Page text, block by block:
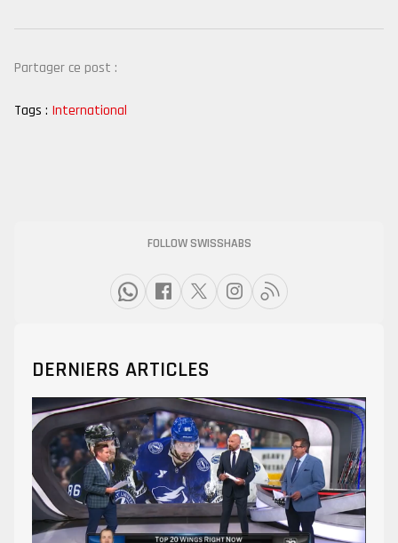
Partager ce post :
Tags : International
FOLLOW SWISSHABS
DERNIERS ARTICLES